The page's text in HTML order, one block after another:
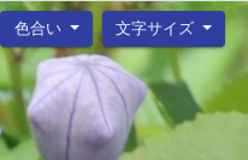
色合い 文字サイズ